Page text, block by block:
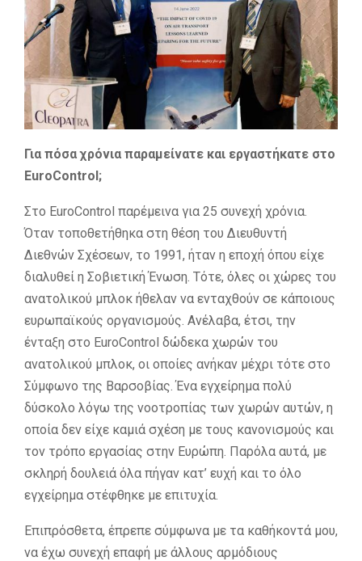
Για πόσα χρόνια παραμείνατε και εργαστήκατε στο
EuroControl;
Στο EuroControl παρέμεινα για 25 συνεχή χρόνια.
Όταν τοποθετήθηκα στη θέση του Διευθυντή
Διεθνών Σχέσεων, το 1991, ήταν η εποχή όπου είχε
διαλυθεί η Σοβιετική Ένωση. Τότε, όλες οι χώρες του
ανατολικού μπλοκ ήθελαν να ενταχθούν σε κάποιους
ευρωπαϊκούς οργανισμούς. Ανέλαβα, έτσι, την
ένταξη στο EuroControl δώδεκα χωρών του
ανατολικού μπλοκ, οι οποίες ανήκαν μέχρι τότε στο
Σύμφωνο της Βαρσοβίας. Ένα εγχείρημα πολύ
δύσκολο λόγω της νοοτροπίας των χωρών αυτών, η
οποία δεν είχε καμιά σχέση με τους κανονισμούς και
τον τρόπο εργασίας στην Ευρώπη. Παρόλα αυτά, με
σκληρή δουλειά όλα πήγαν κατ’ ευχή και το όλο
εγχείρημα στέφθηκε με επιτυχία.
Επιπρόσθετα, έπρεπε σύμφωνα με τα καθήκοντά μου,
να έχω συνεχή επαφή με άλλους αρμόδιους